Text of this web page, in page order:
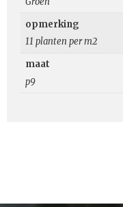
opmerking
11 planten per m2
maat
p9